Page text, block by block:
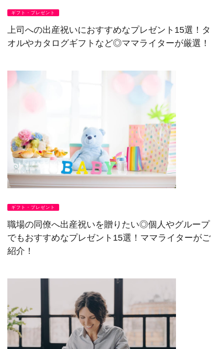
ギフト・プレゼント
上司への出産祝いにおすすめなプレゼント15選！タ
オルやカタログギフトなど◎ママライターが厳選！
ギフト・プレゼント
職場の同僚へ出産祝いを贈りたい◎個人やグループ
でもおすすめなプレゼント15選！ママライターがご
紹介！